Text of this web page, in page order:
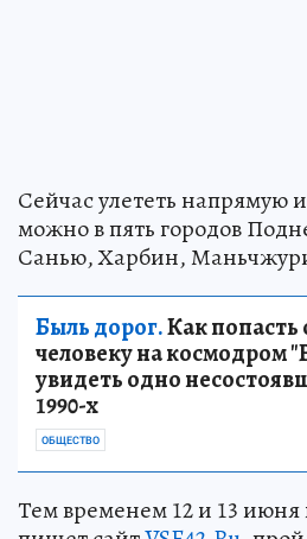
Сейчас улететь напрямую
можно в пять городов
Санью, Харбин,
Быль дорог.Как
человеку на космодром
увидеть одно
1990-х
ОБЩЕСТВО
Тем временем 12 и 13